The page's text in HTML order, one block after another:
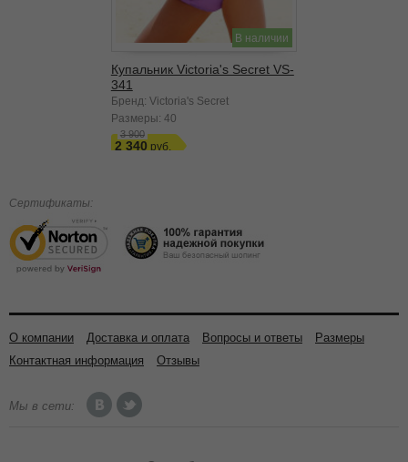
В наличии
Купальник Victoria's Secret VS-
341
Бренд: Victoria's Secret
Размеры: 40
3 900
2 340
Сертификаты:
О компании Доставка и оплата Вопросы и ответы
Размеры
Контактная информация
Отзывы
Мы в сети: